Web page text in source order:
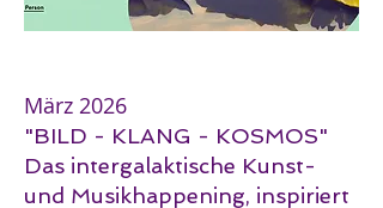
März 2026
"BILD - KLANG - KOSMOS"
Das intergalaktische Kunst-
und Musikhappening, inspiriert